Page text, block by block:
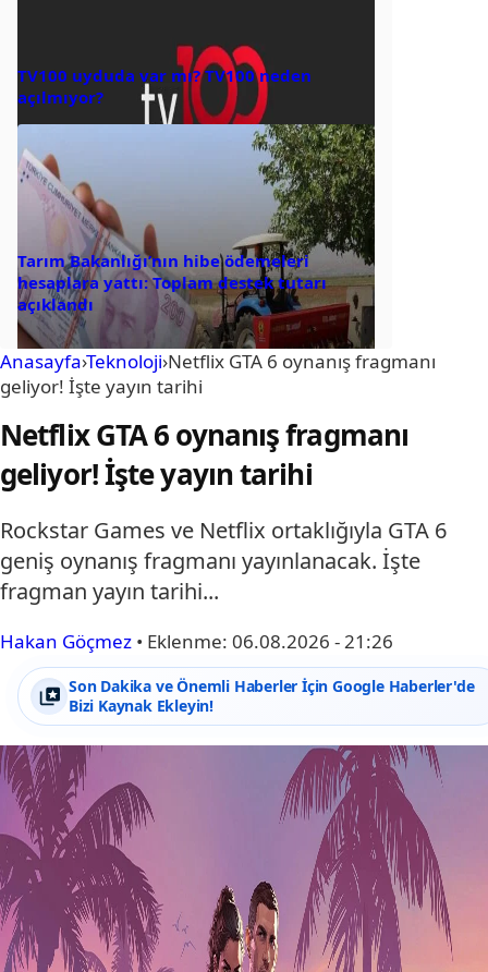
TV100 uyduda var mı? TV100 neden
açılmıyor?
Tarım Bakanlığı’nın hibe ödemeleri
hesaplara yattı: Toplam destek tutarı
açıklandı
Anasayfa›Teknoloji›Netflix GTA 6 oynanış fragmanı
geliyor! İşte yayın tarihi
Netflix GTA 6 oynanış fragmanı
geliyor! İşte yayın tarihi
Rockstar Games ve Netflix ortaklığıyla GTA 6
geniş oynanış fragmanı yayınlanacak. İşte
fragman yayın tarihi...
Hakan Göçmez • Eklenme: 06.08.2026 - 21:26
Son Dakika ve Önemli Haberler İçin Google Haberler'de
Bizi Kaynak Ekleyin!